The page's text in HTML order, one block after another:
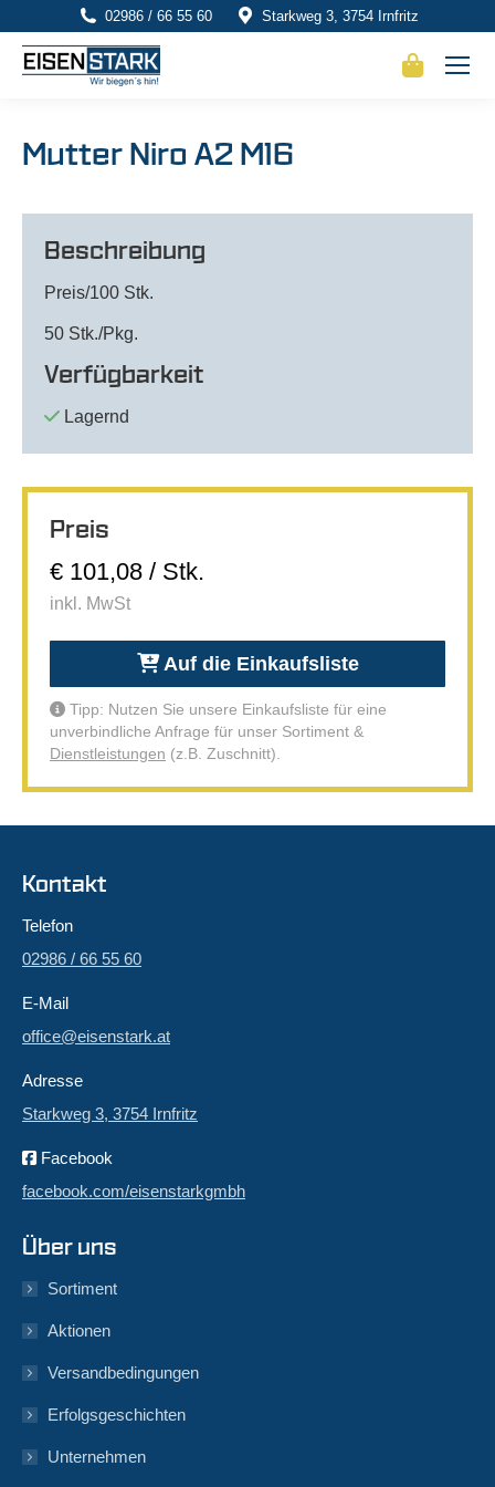
02986 / 66 55 60 Starkweg 3, 3754 Irnfritz
Mutter Niro A2 M16
Beschreibung
Preis/100 Stk.
50 Stk./Pkg.
Verfügbarkeit
Lagernd
Preis
€ 101,08 / Stk.
inkl. MwSt
Auf die Einkaufsliste
Tipp: Nutzen Sie unsere Einkaufsliste für eine
unverbindliche Anfrage für unser Sortiment &
Dienstleistungen (z.B. Zuschnitt).
Kontakt
Telefon
02986 / 66 55 60
E-Mail
office@eisenstark.at
Adresse
Starkweg 3, 3754 Irnfritz
Facebook
facebook.com/eisenstarkgmbh
Über uns
Sortiment
Aktionen
Versandbedingungen
Erfolgsgeschichten
Unternehmen